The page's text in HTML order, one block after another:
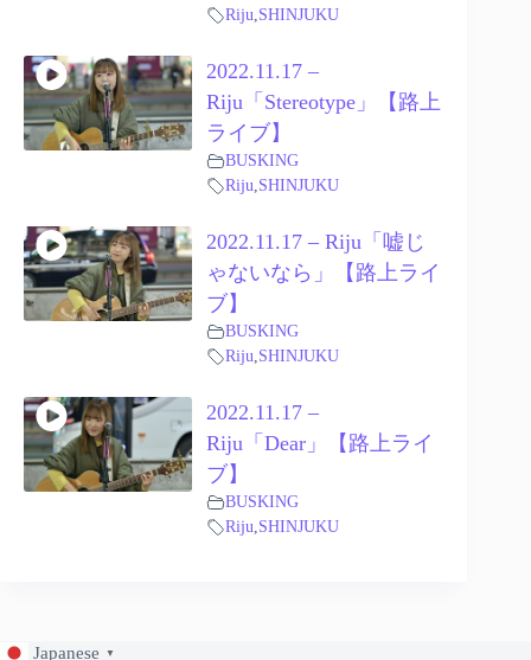
Riju SHINJUKU
2022.11.17 –
Riju「Stereotype」【路上
ライブ】
BUSKING
Riju SHINJUKU
2022.11.17 – Riju「嘘じ
ゃないなら」【路上ライ
ブ】
BUSKING
Riju SHINJUKU
2022.11.17 –
Riju「Dear」【路上ライ
ブ】
BUSKING
Riju SHINJUKU
Japanese ▼